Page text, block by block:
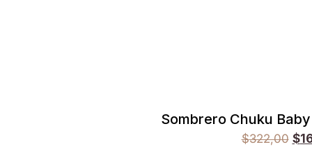
Sombrero Chuku
$322,00 $